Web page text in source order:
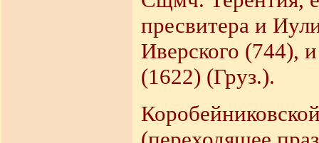
пресвитера и
Иверского (744),
(1622) (Груз.).